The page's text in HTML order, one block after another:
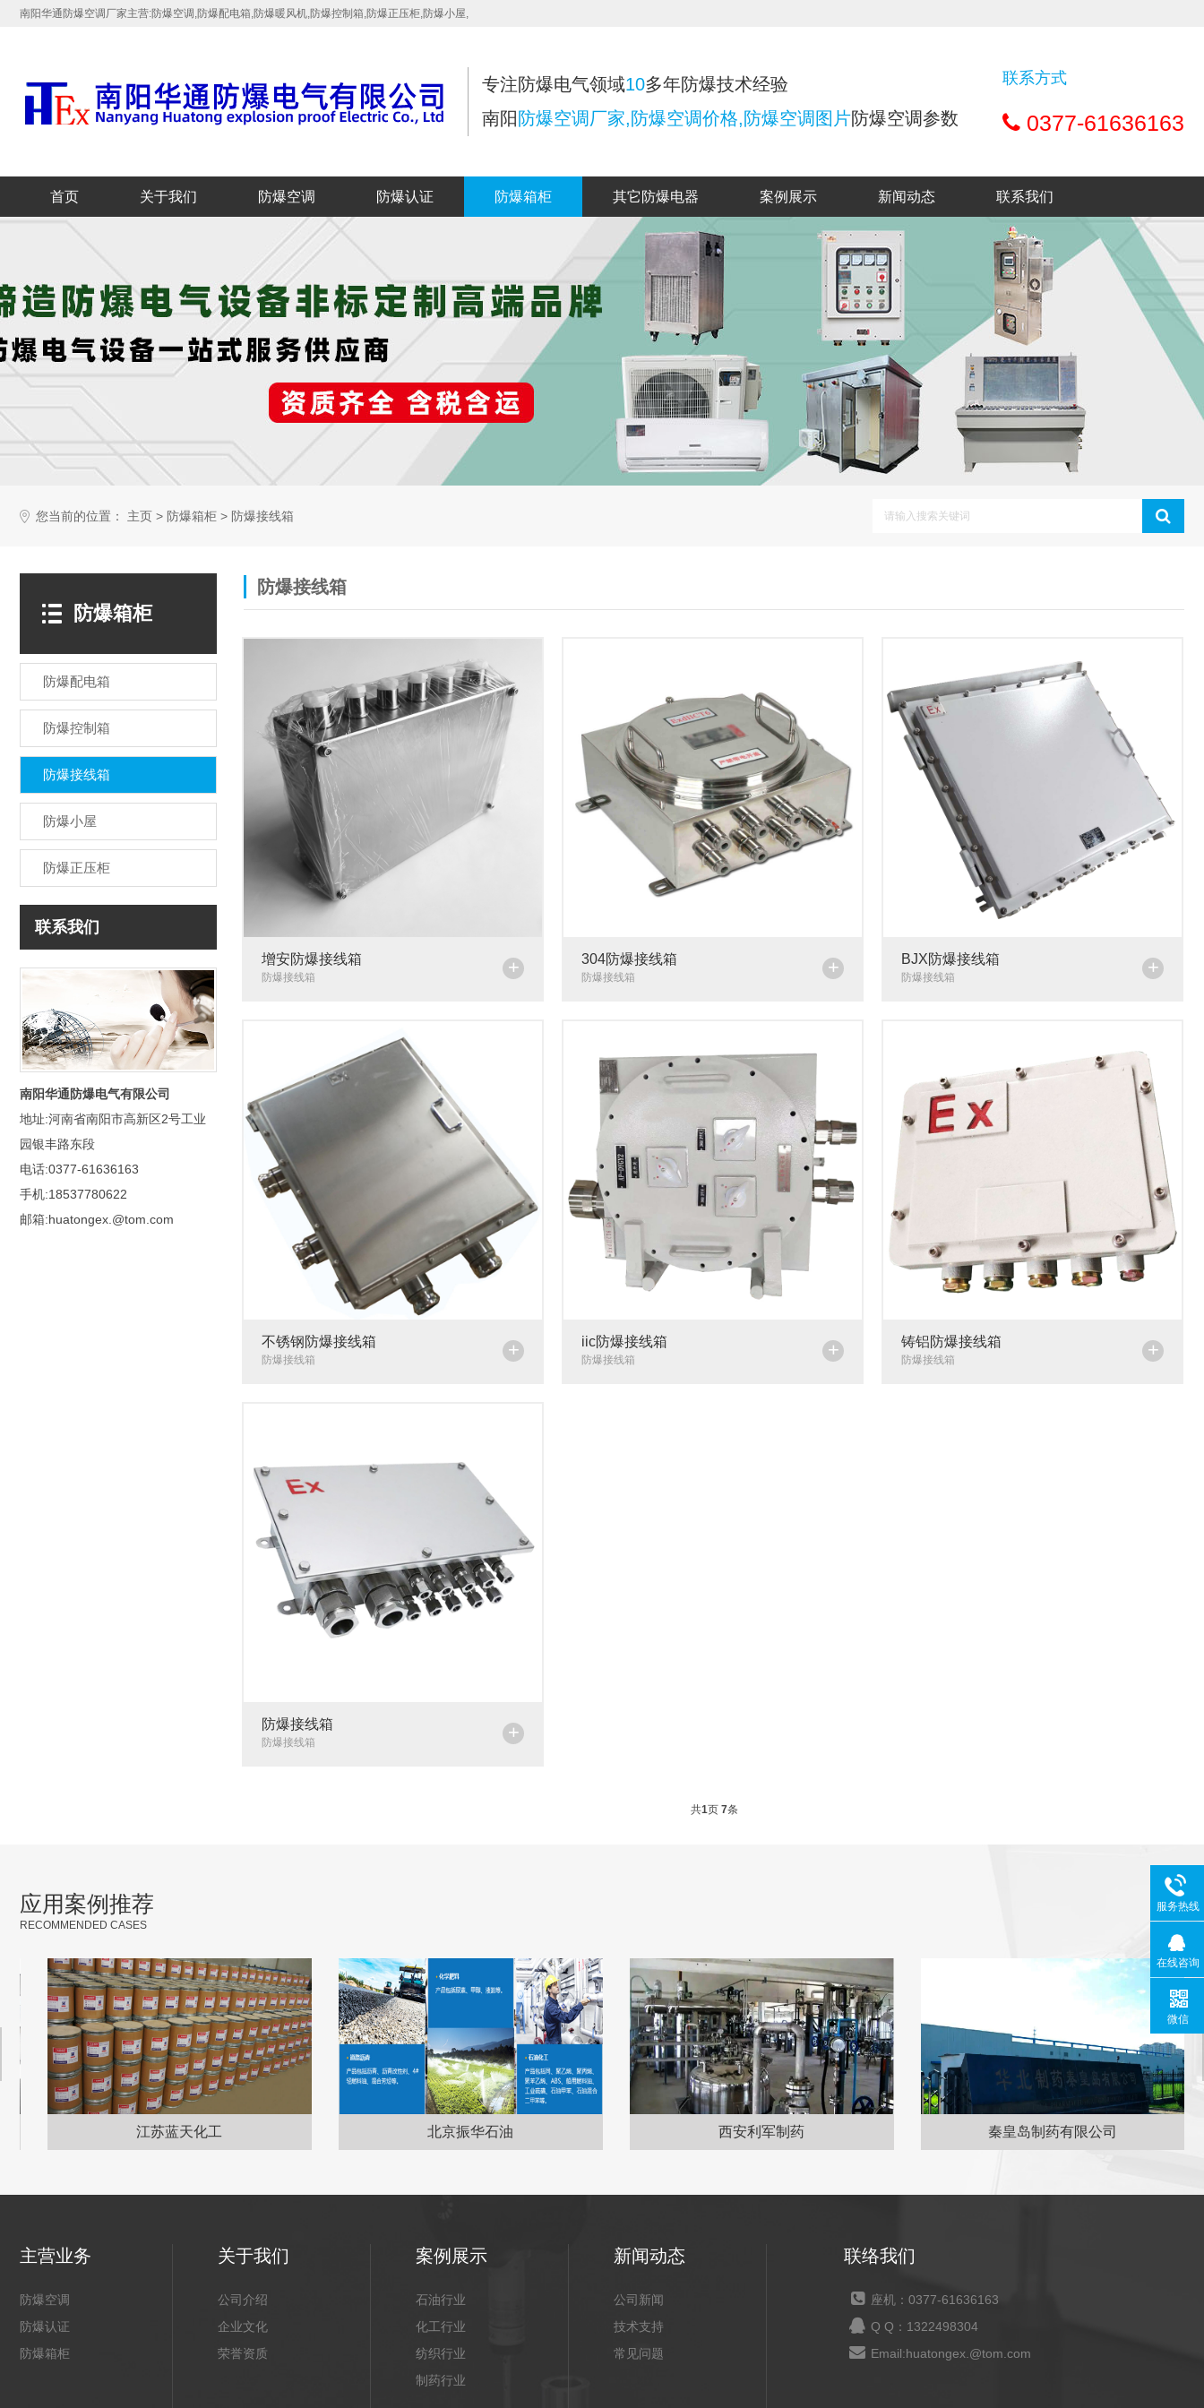
南阳华通防爆空调厂家主营:防爆空调,防爆配电箱,防爆暖风机,防爆控制箱,防爆正压柜,防爆小屋,
专注防爆电气领域10多年防爆技术经验
南阳 防爆空调厂家,防爆空调价格,防爆空调图片防爆空调参数
联系方式
0377-61636163
首页 关于我们 防爆空调 防爆认证 防爆箱柜 其它防爆电器 案例展示 新闻动态 联系我们
您当前的位置： 主页 > 防爆箱柜 > 防爆接线箱
防爆箱柜
防爆配电箱
防爆控制箱
防爆接线箱
防爆小屋
防爆正压柜
联系我们
南阳华通防爆电气有限公司
地址:河南省南阳市高新区2号工业
园银丰路东段
电话:0377-61636163
手机:18537780622
邮箱:huatongex.@tom.com
防爆接线箱
增安防爆接线箱
防爆接线箱 + 304防爆接线箱
防爆接线箱 + BJX防爆接线箱
防爆接线箱 +
不锈钢防爆接线箱
防爆接线箱 + iic防爆接线箱
防爆接线箱 + 铸铝防爆接线箱
防爆接线箱 +
防爆接线箱
防爆接线箱 +
共1页 7条
应用案例推荐
RECOMMENDED CASES
江苏蓝天化工 北京振华石油 西安利军制药 秦皇岛制药有限公司
主营业务
防爆空调
防爆认证
防爆箱柜
关于我们
公司介绍
企业文化
荣誉资质
案例展示
石油行业
化工行业
纺织行业
制药行业
新闻动态
公司新闻
技术支持
常见问题
联络我们
座机：0377-61636163
Q Q：1322498304
Email:huatongex.@tom.com
服务热线
在线咨询
微信